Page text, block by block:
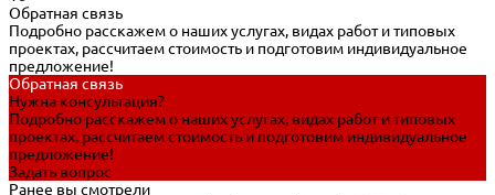
Обратная связь
Подробно расскажем о наших услугах, видах работ и типовых
проектах, рассчитаем стоимость и подготовим индивидуальное
предложение!
Обратная связь
Нужна консультация?
Подробно расскажем о наших услугах, видах работ и типовых
проектах, рассчитаем стоимость и подготовим индивидуальное
предложение!
Задать вопрос
Ранее вы смотрели